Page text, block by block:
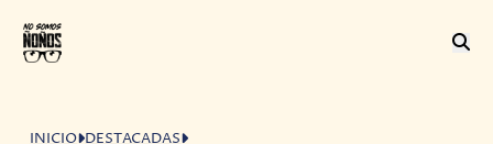
INICIO DESTACADAS